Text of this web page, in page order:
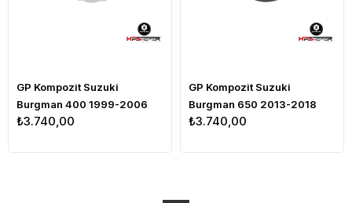
GP Kompozit Suzuki
Burgman 400 1999-2006
Uyumlu Ön Cam Şeffaf
₺3.740,00
GP Kompozit Suzuki
Burgman 650 2013-2018
Uyumlu Ön Cam Füme
₺3.740,00